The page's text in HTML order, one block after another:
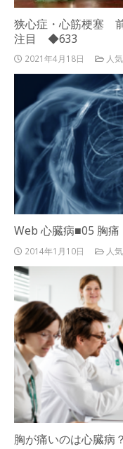
狭心症・心筋梗塞
注目 ◆633
2021年4月18日 人
Web 心臓病■05 胸
2014年1月10日 人
胸が痛いのは心臓